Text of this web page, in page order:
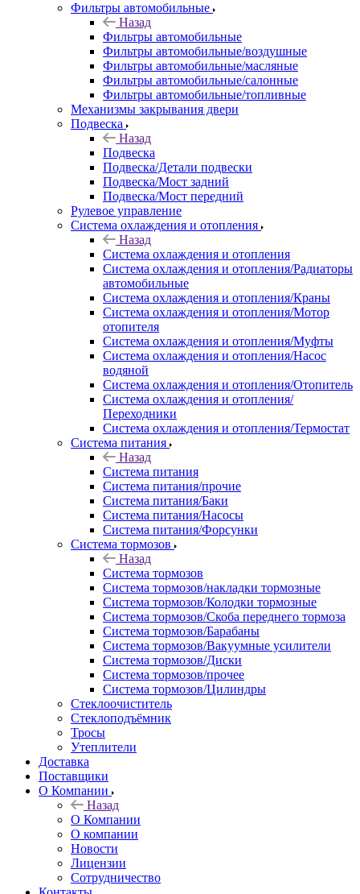
Фильтры автомобильные
Назад
Фильтры автомобильные
Фильтры автомобильные/воздушные
Фильтры автомобильные/масляные
Фильтры автомобильные/салонные
Фильтры автомобильные/топливные
Механизмы закрывания двери
Подвеска
Назад
Подвеска
Подвеска/Детали подвески
Подвеска/Мост задний
Подвеска/Мост передний
Рулевое управление
Система охлаждения и отопления
Назад
Система охлаждения и отопления
Система охлаждения и отопления/Радиаторы
автомобильные
Система охлаждения и отопления/Краны
Система охлаждения и отопления/Мотор
отопителя
Система охлаждения и отопления/Муфты
Система охлаждения и отопления/Насос
водяной
Система охлаждения и отопления/Отопитель
Система охлаждения и отопления/
Переходники
Система охлаждения и отопления/Термостат
Система питания
Назад
Система питания
Система питания/прочие
Система питания/Баки
Система питания/Насосы
Система питания/Форсунки
Система тормозов
Назад
Система тормозов
Система тормозов/накладки тормозные
Система тормозов/Колодки тормозные
Система тормозов/Скоба переднего тормоза
Система тормозов/Барабаны
Система тормозов/Вакуумные усилители
Система тормозов/Диски
Система тормозов/прочее
Система тормозов/Цилиндры
Стеклоочиститель
Стеклоподъёмник
Тросы
Утеплители
Доставка
Поставщики
О Компании
Назад
О Компании
О компании
Новости
Лицензии
Сотрудничество